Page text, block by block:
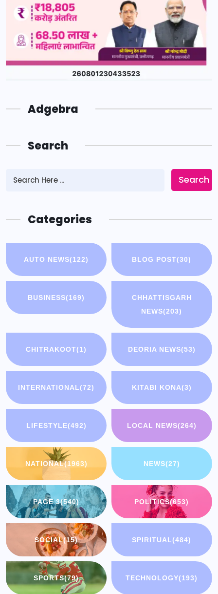
Adgebra
Search
Search
Categories
AUTO NEWS(122) BLOG POST(30)
BUSINESS(169)
CHHATTISGARH
NEWS(203)
CHITRAKOOT(1) DEORIA NEWS(53)
INTERNATIONAL(72) KITABI KONA(3)
LIFESTYLE(492) LOCAL NEWS(264)
NATIONAL(1963) NEWS(27)
PAGE 3(540) POLITICS(653)
SOCIAL(15) SPIRITUAL(484)
SPORTS(79) TECHNOLOGY(193)